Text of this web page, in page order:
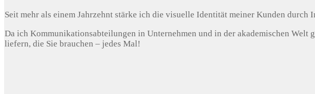
Seit mehr als einem Jahrzehnt stärke ich die visuelle Identität meiner Kunden
Da ich Kommunikationsabteilungen in Unternehmen und in der akademischen
liefern, die Sie brauchen – jedes Mal!